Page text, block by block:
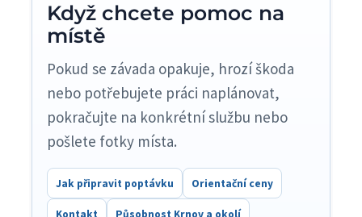
Když chcete pomoc na
místě
Pokud se závada opakuje, hrozí škoda
nebo potřebujete práci naplánovat,
pokračujte na konkrétní službu nebo
pošlete fotky místa.
Jak připravit poptávku Orientační ceny
Kontakt Působnost Krnov a okolí